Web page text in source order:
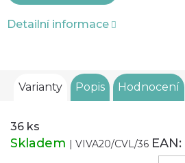
Detailní informace
Varianty Popis Hodnocení
36 ks
Skladem | VIVA20/CVL/36 EAN: